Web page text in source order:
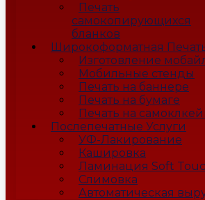
Печать
самокопирующихся
бланков
Широкоформатная
Изготовление
Мобильные стенды
Печать на баннере
Печать на бумаге
Печать на
Послепечатные Услуги
УФ-Лакирование
Кашировка
Ламинация Soft
Слимовка
Автоматическая